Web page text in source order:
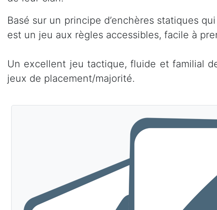
Basé sur un principe d’enchères statiques
est un jeu aux règles accessibles, facile à
Un excellent jeu tactique, fluide et familial
jeux de placement/majorité.